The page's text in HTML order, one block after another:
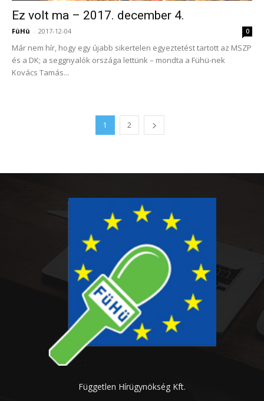
Ez volt ma – 2017. december 4.
FüHü - 2017-12-04 0
Már nem hír, hogy egy újabb sikertelen egyeztetést tartott az MSZP
és a DK; a seggnyalók országa lettünk – mondta a Fühü-nek
Kovács Tamás...
1 2
Független Hírügynökség Kft.